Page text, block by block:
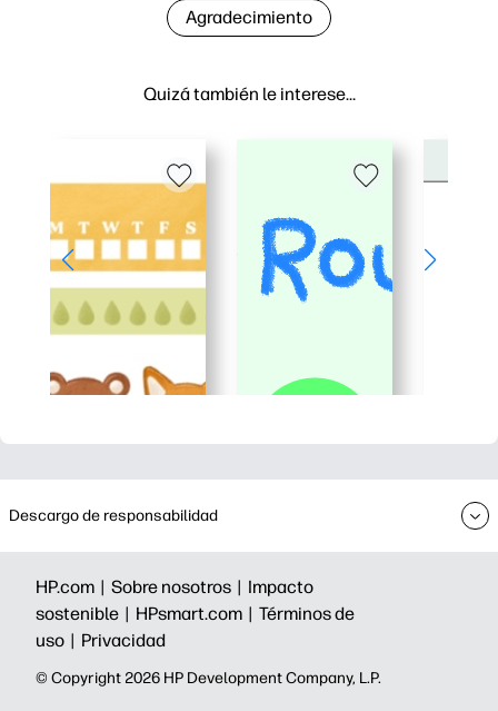
Quizá también le interese…
Agradecimiento
Descargo de responsabilidad
HP.com | Sobre nosotros | Impacto
sostenible | HPsmart.com | Términos de
uso | Privacidad
©️ Copyright 2026 HP Development Company, L.P.